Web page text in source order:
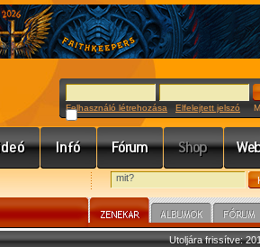
Felhasználó létrehozása Elfelejtett jelszó
Utoljára frissítve: